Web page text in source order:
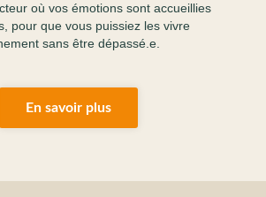
où vos émotions sont accueillies
pour que vous puissiez les vivre
sans être dépassé.e.
En savoir plus